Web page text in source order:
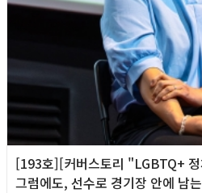
[193호][커버스토리 "LGBTQ+
그럼에도, 선수로 경기장 안에 남